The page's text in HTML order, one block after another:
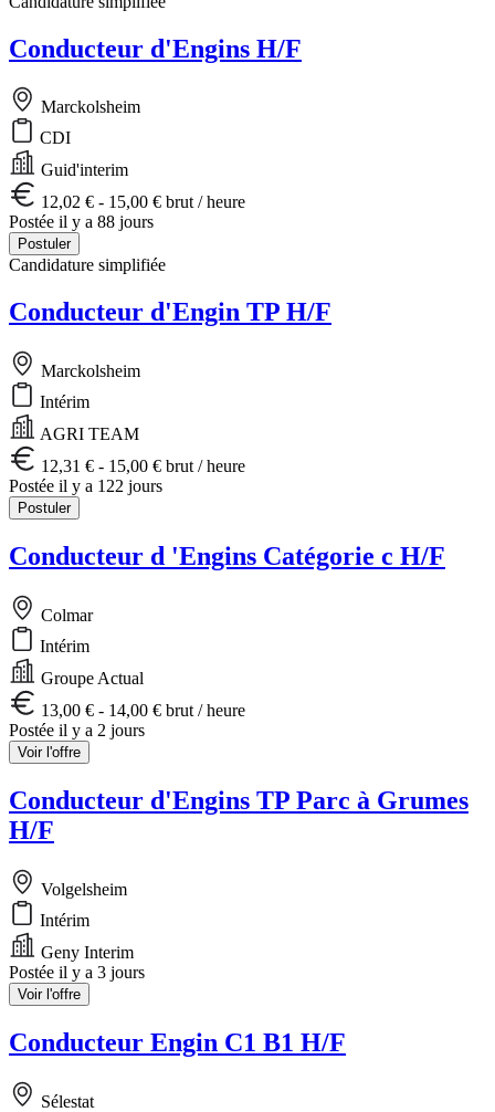
Conducteur d'Engins H/F
Marckolsheim
CDI
Guid'interim
12,02 € - 15,00 € brut / heure
Postée il y a 88 jours
Postuler
Candidature simplifiée
Conducteur d'Engin TP H/F
Marckolsheim
Intérim
AGRI TEAM
12,31 € - 15,00 € brut / heure
Postée il y a 122 jours
Postuler
Conducteur d 'Engins Catégorie c H/F
Colmar
Intérim
Groupe Actual
13,00 € - 14,00 € brut / heure
Postée il y a 2 jours
Voir l'offre
Conducteur d'Engins TP Parc à Grumes
H/F
Volgelsheim
Intérim
Geny Interim
Postée il y a 3 jours
Voir l'offre
Conducteur Engin C1 B1 H/F
Sélestat